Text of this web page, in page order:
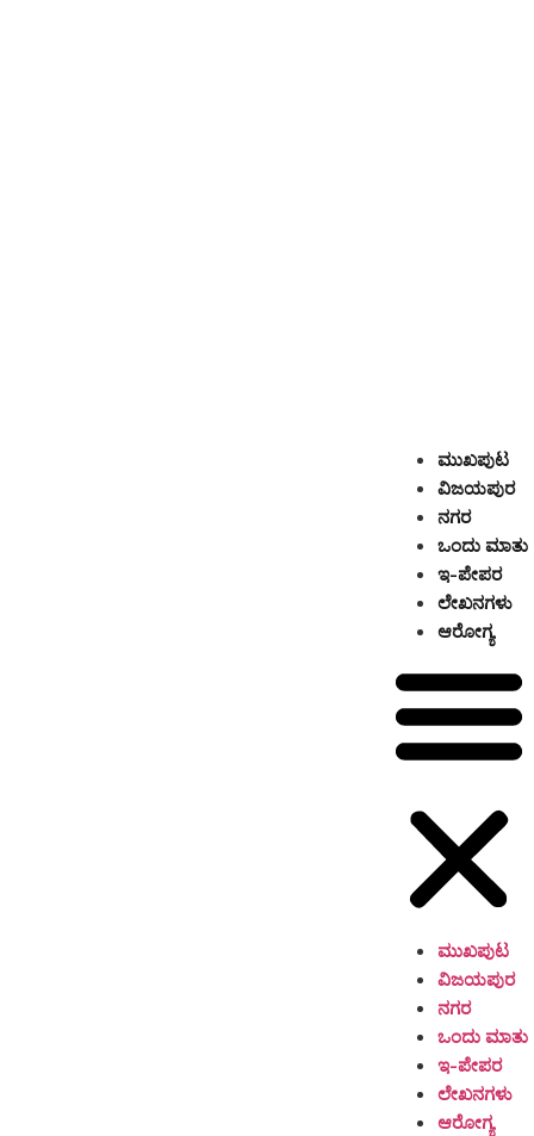
ಮುಖಪುಟ
ವಿಜಯಪುರ
ನಗರ
ಒಂದು ಮಾತು
ಇ-ಪೇಪರ
ಲೇಖನಗಳು
ಆರೋಗ್ಯ
ಮುಖಪುಟ
ವಿಜಯಪುರ
ನಗರ
ಒಂದು ಮಾತು
ಇ-ಪೇಪರ
ಲೇಖನಗಳು
ಆರೋಗ್ಯ